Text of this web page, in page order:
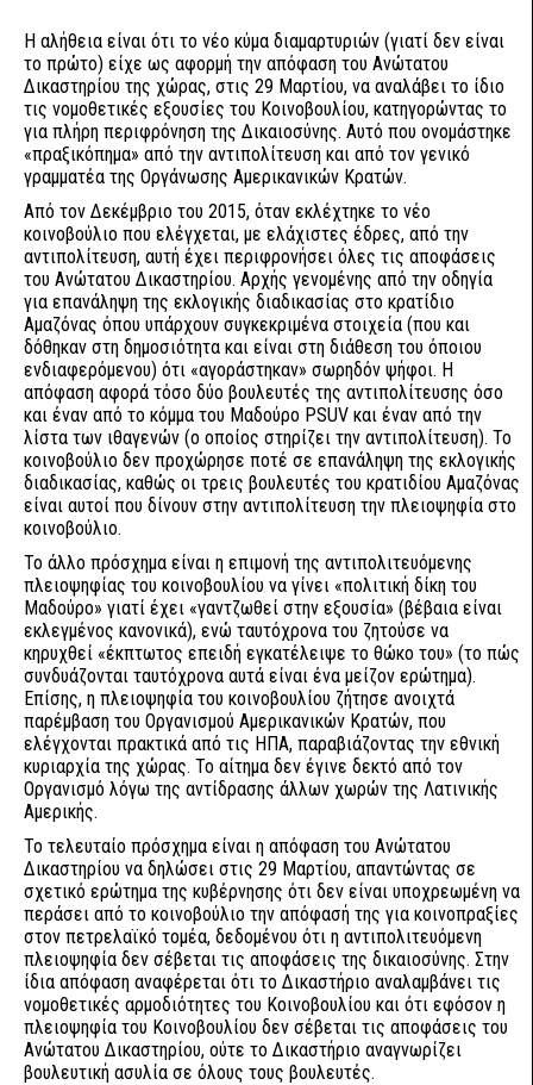
Η αλήθεια είναι ότι το νέο κύμα διαμαρτυριών (γιατί δεν είναι
το πρώτο) είχε ως αφορμή την απόφαση του Ανώτατου
Δικαστηρίου της χώρας, στις 29 Μαρτίου, να αναλάβει το ίδιο
τις νομοθετικές εξουσίες του Κοινοβουλίου, κατηγορώντας το
για πλήρη περιφρόνηση της Δικαιοσύνης. Αυτό που ονομάστηκε
«πραξικόπημα» από την αντιπολίτευση και από τον γενικό
γραμματέα της Οργάνωσης Αμερικανικών Κρατών.
Από τον Δεκέμβριο του 2015, όταν εκλέχτηκε το νέο
κοινοβούλιο που ελέγχεται, με ελάχιστες έδρες, από την
αντιπολίτευση, αυτή έχει περιφρονήσει όλες τις αποφάσεις
του Ανώτατου Δικαστηρίου. Αρχής γενομένης από την οδηγία
για επανάληψη της εκλογικής διαδικασίας στο κρατίδιο
Αμαζόνας όπου υπάρχουν συγκεκριμένα στοιχεία (που και
δόθηκαν στη δημοσιότητα και είναι στη διάθεση του όποιου
ενδιαφερόμενου) ότι «αγοράστηκαν» σωρηδόν ψήφοι. Η
απόφαση αφορά τόσο δύο βουλευτές της αντιπολίτευσης όσο
και έναν από το κόμμα του Μαδούρο PSUV και έναν από την
λίστα των ιθαγενών (ο οποίος στηρίζει την αντιπολίτευση). Το
κοινοβούλιο δεν προχώρησε ποτέ σε επανάληψη της εκλογικής
διαδικασίας, καθώς οι τρεις βουλευτές του κρατιδίου Αμαζόνας
είναι αυτοί που δίνουν στην αντιπολίτευση την πλειοψηφία στο
κοινοβούλιο.
Το άλλο πρόσχημα είναι η επιμονή της αντιπολιτευόμενης
πλειοψηφίας του κοινοβουλίου να γίνει «πολιτική δίκη του
Μαδούρο» γιατί έχει «γαντζωθεί στην εξουσία» (βέβαια είναι
εκλεγμένος κανονικά), ενώ ταυτόχρονα του ζητούσε να
κηρυχθεί «έκπτωτος επειδή εγκατέλειψε το θώκο του» (το πώς
συνδυάζονται ταυτόχρονα αυτά είναι ένα μείζον ερώτημα).
Επίσης, η πλειοψηφία του κοινοβουλίου ζήτησε ανοιχτά
παρέμβαση του Οργανισμού Αμερικανικών Κρατών, που
ελέγχονται πρακτικά από τις ΗΠΑ, παραβιάζοντας την εθνική
κυριαρχία της χώρας. Το αίτημα δεν έγινε δεκτό από τον
Οργανισμό λόγω της αντίδρασης άλλων χωρών της Λατινικής
Αμερικής.
Το τελευταίο πρόσχημα είναι η απόφαση του Ανώτατου
Δικαστηρίου να δηλώσει στις 29 Μαρτίου, απαντώντας σε
σχετικό ερώτημα της κυβέρνησης ότι δεν είναι υποχρεωμένη να
περάσει από το κοινοβούλιο την απόφασή της για κοινοπραξίες
στον πετρελαϊκό τομέα, δεδομένου ότι η αντιπολιτευόμενη
πλειοψηφία δεν σέβεται τις αποφάσεις της δικαιοσύνης. Στην
ίδια απόφαση αναφέρεται ότι το Δικαστήριο αναλαμβάνει τις
νομοθετικές αρμοδιότητες του Κοινοβουλίου και ότι εφόσον η
πλειοψηφία του Κοινοβουλίου δεν σέβεται τις αποφάσεις του
Ανώτατου Δικαστηρίου, ούτε το Δικαστήριο αναγνωρίζει
βουλευτική ασυλία σε όλους τους βουλευτές.